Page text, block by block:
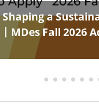
Shaping a
MDes Fall 2026
1 2 3 4 5 6